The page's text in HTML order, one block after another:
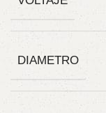
DIAMETRO